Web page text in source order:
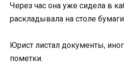
Через час она уже сидела в
раскладывала на столе
Юрист листал документы,
пометки.